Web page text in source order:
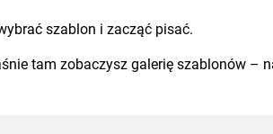
szablon i zacząć pisać.
tam zobaczysz galerię szablonów –